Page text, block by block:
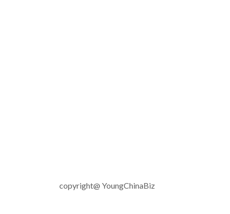
copyright@ YoungChinaBiz